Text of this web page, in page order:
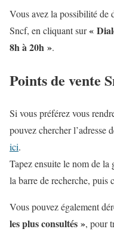
Vous avez la possibilité de
Sncf, en cliquant sur«
8h à 20h ».
Points de vente
Si vous préférez vous
pouvez chercher l’adresse
ici.
Tapez ensuite le nom de la
la barre de recherche, puis
Vous pouvez également
les plus consultés », pour